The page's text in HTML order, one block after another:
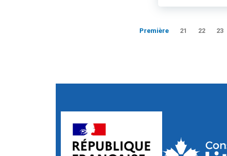
Première 21 22 23